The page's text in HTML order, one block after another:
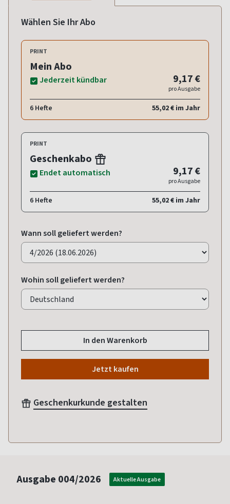
Wählen Sie Ihr Abo
PRINT
Mein Abo
Jederzeit kündbar 9,17 €
pro Ausgabe
6 Hefte 55,02 € im Jahr
PRINT
Geschenkabo
Endet automatisch 9,17 €
pro Ausgabe
6 Hefte 55,02 € im Jahr
Wann soll geliefert werden?
Wohin soll geliefert werden?
In den Warenkorb
Jetzt kaufen
Geschenkurkunde gestalten
Ausgabe 004/2026 Aktuelle Ausgabe